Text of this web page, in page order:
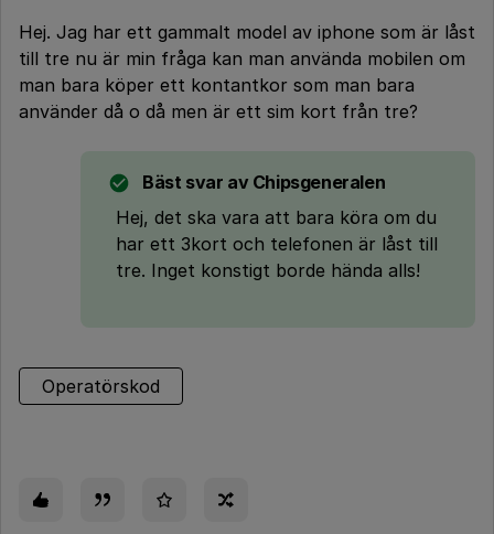
Hej. Jag har ett gammalt model av iphone som är låst
till tre nu är min fråga kan man använda mobilen om
man bara köper ett kontantkor som man bara
använder då o då men är ett sim kort från tre?
Bäst svar av Chipsgeneralen
Hej, det ska vara att bara köra om du
har ett 3kort och telefonen är låst till
tre. Inget konstigt borde hända alls!
Operatörskod